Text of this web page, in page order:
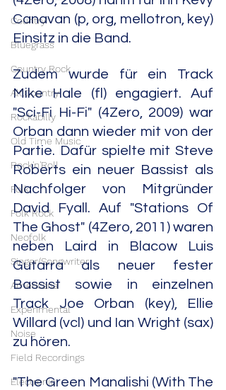
Country
Bluegrass
Country Rock
Alt.Country
Rockabilly
Old Time Music
Rock'n'Roll
Folk
Folk Rock
Neofolk
Singer/Songwriter
Americana
Experimental
Noise
Field Recordings
Electronic
Canavan (p, org, mellotron, key)
Einsitz in die Band.
Zudem wurde für ein Track
Mike Hale (fl) engagiert. Auf
"Sci-Fi Hi-Fi" (4Zero, 2009) war
Orban dann wieder mit von der
Partie. Dafür spielte mit Steve
Roberts ein neuer Bassist als
Nachfolger von Mitgründer
David Fyall. Auf "Stations Of
The Ghost" (4Zero, 2011) waren
neben Laird in Blacow Luis
Gutarra als neuer fester
Bassist sowie in einzelnen
Track Joe Orban (key), Ellie
Willard (vcl) und Ian Wright (sax)
zu hören.
"The Green Manalishi (With The